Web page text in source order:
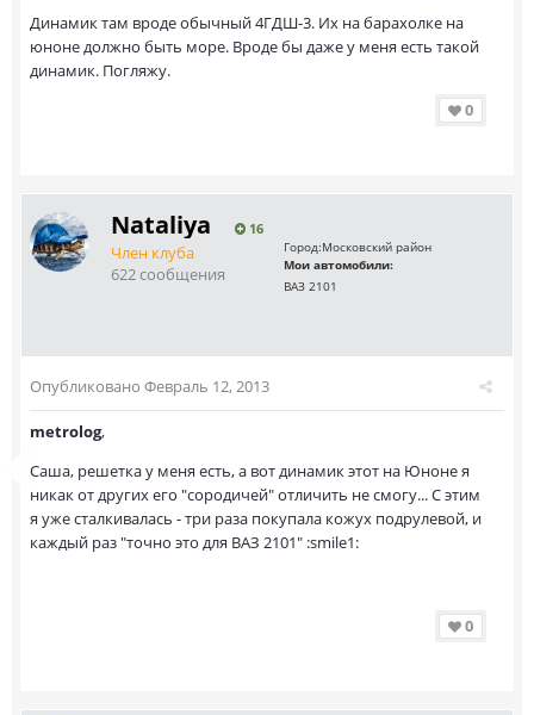
Динамик там вроде обычный 4ГДШ-3. Их на барахолке на
юноне должно быть море. Вроде бы даже у меня есть такой
динамик. Погляжу.
0
Nataliya 16
Член клуба
622 сообщения
Город:Московский район
Мои автомобили:
ВАЗ 2101
Опубликовано Февраль 12, 2013
metrolog,
Саша, решетка у меня есть, а вот динамик этот на Юноне я
никак от других его "сородичей" отличить не смогу... С этим
я уже сталкивалась - три раза покупала кожух подрулевой, и
каждый раз "точно это для ВАЗ 2101" :smile1:
0